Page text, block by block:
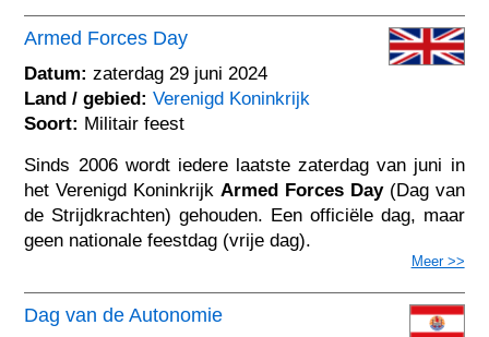
Armed Forces Day
Datum: zaterdag 29 juni 2024
Land / gebied: Verenigd Koninkrijk
Soort: Militair feest
Sinds 2006 wordt iedere laatste zaterdag van juni in
het Verenigd Koninkrijk Armed Forces Day(Dag van
de Strijdkrachten) gehouden. Een officiële dag, maar
geen nationale feestdag (vrije dag).
Meer >>
Dag van de Autonomie